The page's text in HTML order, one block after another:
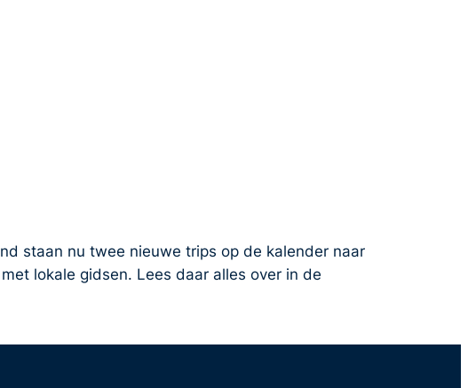
staan nu twee nieuwe trips op de kalender naar
lokale gidsen. Lees daar alles over in de